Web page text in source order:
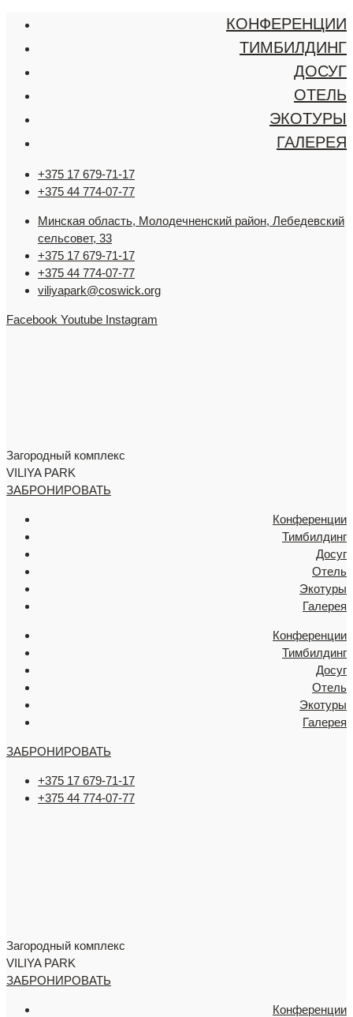
КОНФЕРЕНЦИИ
ТИМБИЛДИНГ
ДОСУГ
ОТЕЛЬ
ЭКОТУРЫ
ГАЛЕРЕЯ
+375 17 679-71-17
+375 44 774-07-77
Минская область, Молодечненский район, Лебедевский
сельсовет, 33
+375 17 679-71-17
+375 44 774-07-77
viliyapark@coswick.org
Facebook Youtube Instagram
Загородный комплекс
VILIYA PARK
ЗАБРОНИРОВАТЬ
Конференции
Тимбилдинг
Досуг
Отель
Экотуры
Галерея
Конференции
Тимбилдинг
Досуг
Отель
Экотуры
Галерея
ЗАБРОНИРОВАТЬ
+375 17 679-71-17
+375 44 774-07-77
Загородный комплекс
VILIYA PARK
ЗАБРОНИРОВАТЬ
Конференции